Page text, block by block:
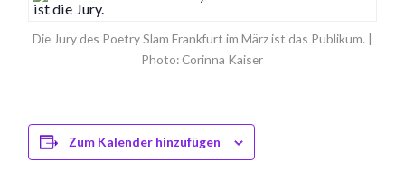
Die Jury des Poetry Slam Frankfurt im März ist das Publikum. |
Photo: Corinna Kaiser
Zum Kalender hinzufügen